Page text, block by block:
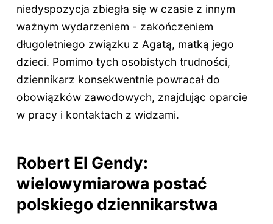
niedyspozycja zbiegła się w czasie z innym
ważnym wydarzeniem - zakończeniem
długoletniego związku z Agatą, matką jego
dzieci. Pomimo tych osobistych trudności,
dziennikarz konsekwentnie powracał do
obowiązków zawodowych, znajdując oparcie
w pracy i kontaktach z widzami.
Robert El Gendy:
wielowymiarowa postać
polskiego dziennikarstwa